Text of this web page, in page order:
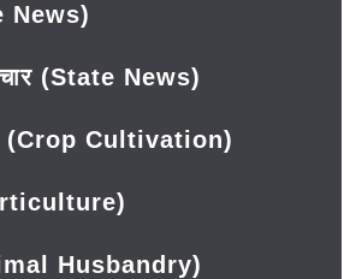
News)
(State News)
(Crop Cultivation)
Husbandry)